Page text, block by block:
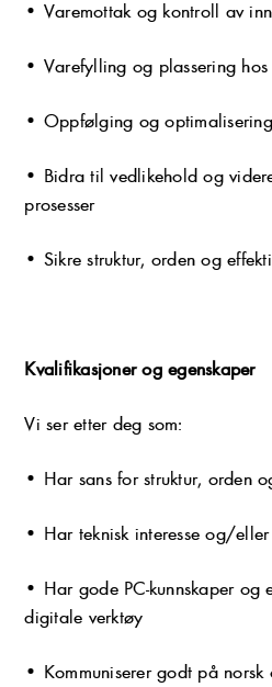
• Varemottak og kontroll av
• Varefylling og plassering hos
• Oppfølging og
• Bidra til vedlikehold og
prosesser
• Sikre struktur, orden og
Kvalifikasjoner og egenskaper
Vi ser etter deg som:
• Har sans for struktur, orden
• Har teknisk interesse og/
• Har gode PC-kunnskaper og
digitale verktøy
• Kommuniserer godt på